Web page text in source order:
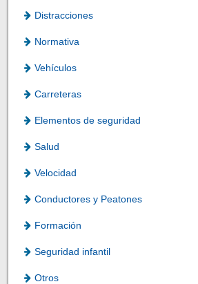
Distracciones
Normativa
Vehículos
Carreteras
Elementos de seguridad
Salud
Velocidad
Conductores y Peatones
Formación
Seguridad infantil
Otros